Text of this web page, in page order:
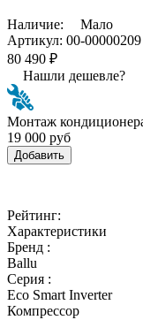
Наличие:
Мало
Артикул: 00-00000209
80 490 ₽
Нашли дешевле?
Монтаж
19 000 руб
Добавить
Рейтинг:
Характеристики
Бренд :
Ballu
Серия :
Eco Smart Inverter
Компрессор